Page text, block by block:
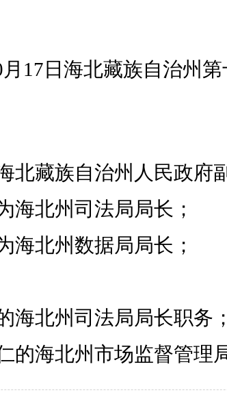
月17日海北藏族自治州
藏族自治州人民政府副
北州司法局局长；
北州数据局局长；
北州司法局局长职务；
海北州市场监督管理局